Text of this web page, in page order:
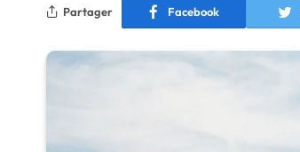
Partager Facebook